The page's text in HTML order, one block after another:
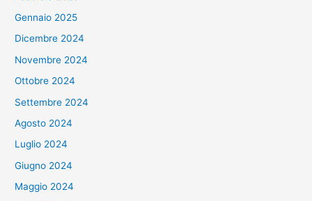
Gennaio 2025
Dicembre 2024
Novembre 2024
Ottobre 2024
Settembre 2024
Agosto 2024
Luglio 2024
Giugno 2024
Maggio 2024